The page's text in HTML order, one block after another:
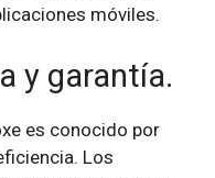
móviles.
y garantía.
es conocido por
Los